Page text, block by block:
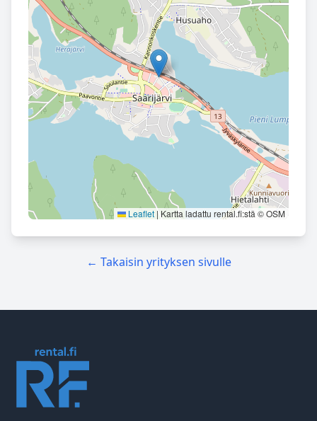
Leaflet | Kartta ladattu rental.fi:stä © OSM
← Takaisin yrityksen sivulle